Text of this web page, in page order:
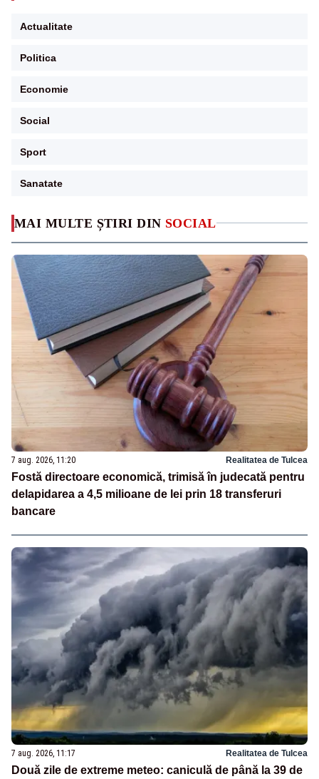
MAI MULTE ȘTIRI DIN SOCIAL
7 aug. 2026, 11:20 Realitatea de Tulcea
Fostă directoare economică, trimisă în judecată pentru
delapidarea a 4,5 milioane de lei prin 18 transferuri
bancare
7 aug. 2026, 11:17 Realitatea de Tulcea
Două zile de extreme meteo: caniculă de până la 39 de
Actualitate
Politica
Economie
Social
Sport
Sanatate